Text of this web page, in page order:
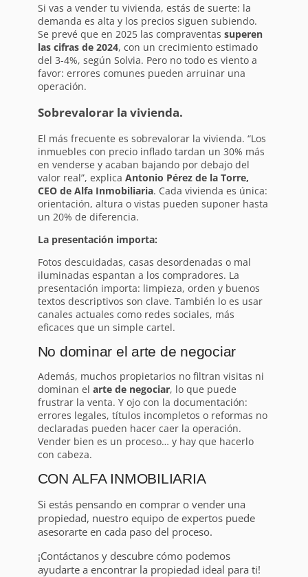
Si vas a vender tu vivienda, estás de suerte: la
demanda es alta y los precios siguen subiendo.
Se prevé que en 2025 las compraventas superen
las cifras de 2024, con un crecimiento estimado
del 3-4%, según Solvia. Pero no todo es viento a
favor: errores comunes pueden arruinar una
operación.
Sobrevalorar la vivienda.
El más frecuente es sobrevalorar la vivienda. “Los
inmuebles con precio inflado tardan un 30% más
en venderse y acaban bajando por debajo del
valor real”, explica Antonio Pérez de la Torre,
CEO de Alfa Inmobiliaria. Cada vivienda es única:
orientación, altura o vistas pueden suponer hasta
un 20% de diferencia.
La presentación importa:
Fotos descuidadas, casas desordenadas o mal
iluminadas espantan a los compradores. La
presentación importa: limpieza, orden y buenos
textos descriptivos son clave. También lo es usar
canales actuales como redes sociales, más
eficaces que un simple cartel.
No dominar el arte de negociar
Además, muchos propietarios no filtran visitas ni
dominan el arte de negociar, lo que puede
frustrar la venta. Y ojo con la documentación:
errores legales, títulos incompletos o reformas no
declaradas pueden hacer caer la operación.
Vender bien es un proceso… y hay que hacerlo
con cabeza.
CON ALFA INMOBILIARIA
Si estás pensando en comprar o vender una
propiedad, nuestro equipo de expertos puede
asesorarte en cada paso del proceso.
¡Contáctanos y descubre cómo podemos
ayudarte a encontrar la propiedad ideal para ti!